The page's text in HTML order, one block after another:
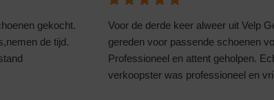
gekocht.
de tijd.
Voor de derde keer alweer uit Velp
gereden voor passende schoenen
Professioneel en attent geholpen.
verkoopster was professioneel en